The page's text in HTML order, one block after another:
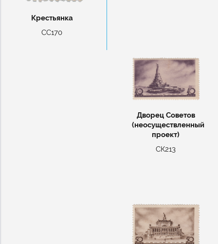
Крестьянка
СС170
Дворец Советов
(неосуществленный
проект)
СК213